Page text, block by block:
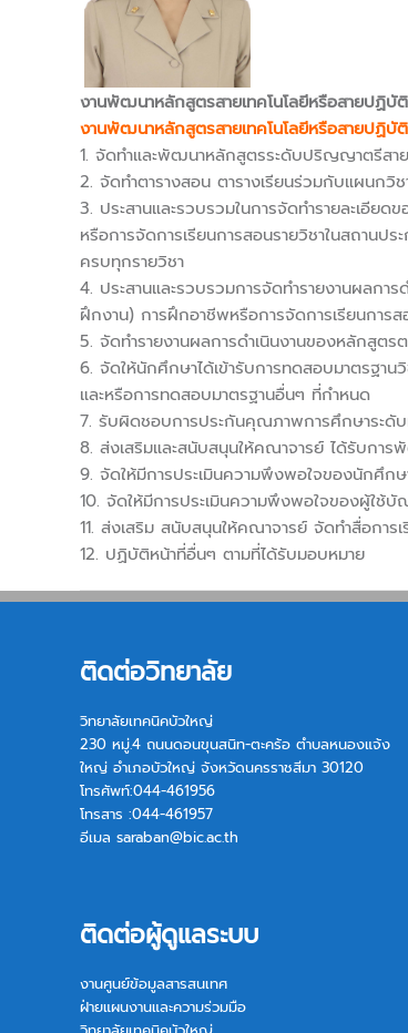
งานพัฒนาหลักสูตรสายเทคโนโลยีหรือสายปฏิบั
งานพัฒนาหลักสูตรสายเทคโนโลยีหรือสายปฏิบั
1. จัดทำและพัฒนาหลักสูตรระดับปริญญาตรีสา
2. จัดทำตารางสอน ตารางเรียนร่วมกับแผนกวิ
3. ประสานและรวบรวมในการจัดทำรายละเอีย
หรือการจัดการเรียนการสอนรายวิชาในสถาน
ครบทุกรายวิชา
4. ประสานและรวบรวมการจัดทำรายงานผลกา
ฝึกงาน) การฝึกอาชีพหรือการจัดการเรียนการ
5. จัดทำรายงานผลการดำเนินงานของหลักสูต
6. จัดให้นักศึกษาได้เข้ารับการทดสอบมาตรฐ
และหรือการทดสอบมาตรฐานอื่นๆ ที่กำหนด
7. รับผิดชอบการประกันคุณภาพการศึกษาระ
8. ส่งเสริมและสนับสนุนให้คณาจารย์ ได้รับการ
9. จัดให้มีการประเมินความพึงพอใจของนักศึก
10. จัดให้มีการประเมินความพึงพอใจของผู้ใ
11. ส่งเสริม สนับสนุนให้คณาจารย์ จัดทำสื่อการ
12. ปฏิบัติหน้าที่อื่นๆ ตามที่ได้รับมอบหมาย
ติดต่อวิทยาลัย
วิทยาลัยเทคนิคบัวใหญ่
230 หมู่.4 ถนนดอนขุนสนิท-ตะคร้อ ตำบลหนองแจ้ง
ใหญ่ อำเภอบัวใหญ่ จังหวัดนครราชสีมา 30120
โทรศัพท์:044-461956
โทรสาร :044-461957
อีเมล saraban@bic.ac.th
ติดต่อผู้ดูแลระบบ
งานศูนย์ข้อมูลสารสนเทศ
ฝ่ายแผนงานและความร่วมมือ